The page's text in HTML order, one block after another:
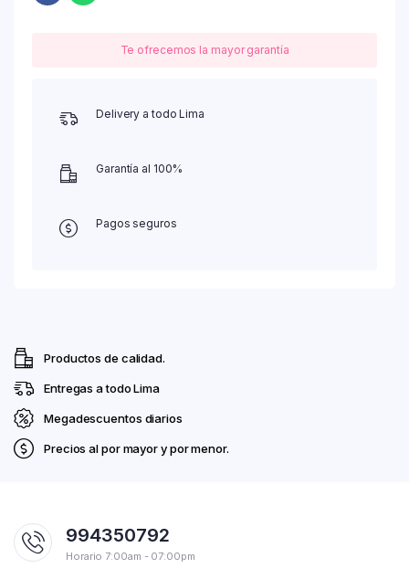
Te ofrecemos la mayor garantía
Delivery a todo Lima
Garantía al 100%
Pagos seguros
Productos de calidad.
Entregas a todo Lima
Megadescuentos diarios
Precios al por mayor y por menor.
994350792
Horario 7:00am - 07:00pm